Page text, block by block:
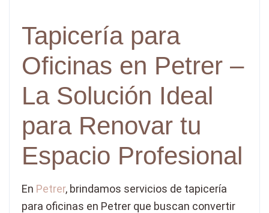
Tapicería para
Oficinas en Petrer –
La Solución Ideal
para Renovar tu
Espacio Profesional
En Petrer, brindamos servicios de tapicería
para oficinas en Petrer que buscan convertir